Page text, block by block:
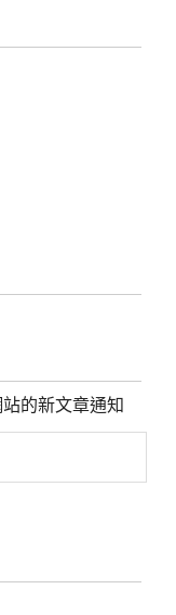
的新文章通知